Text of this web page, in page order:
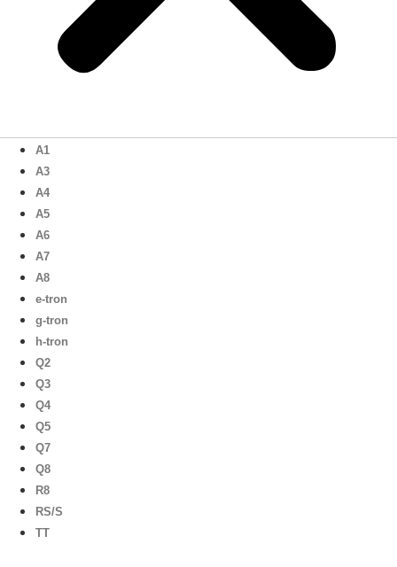
A1
A3
A4
A5
A6
A7
A8
e-tron
g-tron
h-tron
Q2
Q3
Q4
Q5
Q7
Q8
R8
RS/S
TT